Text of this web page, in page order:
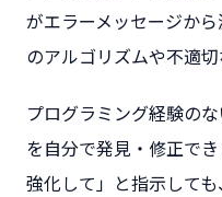
がエラーメッセージか
のアルゴリズムや不適切
プログラミング経験の
を自分で発見・修正で
強化して」と指示して